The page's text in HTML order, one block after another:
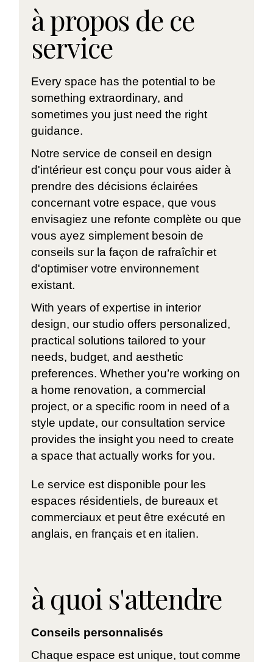
à propos de ce
service
Every space has the potential to be
something extraordinary, and
sometimes you just need the right
guidance.
Notre service de conseil en design
d'intérieur est conçu pour vous aider à
prendre des décisions éclairées
concernant votre espace, que vous
envisagiez une refonte complète ou que
vous ayez simplement besoin de
conseils sur la façon de rafraîchir et
d'optimiser votre environnement
existant.
With years of expertise in interior
design, our studio offers personalized,
practical solutions tailored to your
needs, budget, and aesthetic
preferences. Whether you’re working on
a home renovation, a commercial
project, or a specific room in need of a
style update, our consultation service
provides the insight you need to create
a space that actually works for you.
Le service est disponible pour les
espaces résidentiels, de bureaux et
commerciaux et peut être exécuté en
anglais, en français et en italien.
à quoi s'attendre
Conseils personnalisés
Chaque espace est unique, tout comme